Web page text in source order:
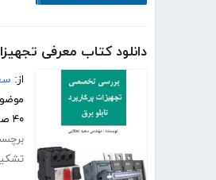
دانلود کتاب معرفی
از:
۴۰ صفحه